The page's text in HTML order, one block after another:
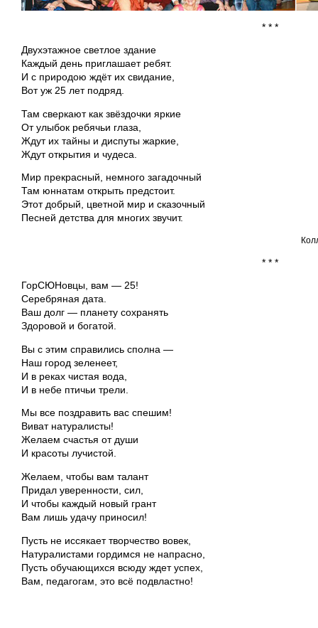
* * *
Двухэтажное светлое здание
Каждый день приглашает ребят.
И с природою ждёт их свидание,
Вот уж 25 лет подряд.
Там сверкают как звёздочки яркие
От улыбок ребячьи глаза,
Ждут их тайны и диспуты жаркие,
Ждут открытия и чудеса.
Мир прекрасный, немного загадочный
Там юннатам открыть предстоит.
Этот добрый, цветной мир и сказочный
Песней детства для многих звучит.
* * *
ГорСЮНовцы, вам — 25!
Серебряная дата.
Ваш долг — планету сохранять
Здоровой и богатой.
Вы с этим справились сполна —
Наш город зеленеет,
И в реках чистая вода,
И в небе птичьи трели.
Мы все поздравить вас спешим!
Виват натуралисты!
Желаем счастья от души
И красоты лучистой.
Желаем, чтобы вам талант
Придал уверенности, сил,
И чтобы каждый новый грант
Вам лишь удачу приносил!
Пусть не иссякает творчество вовек,
Натуралистами гордимся не напрасно,
Пусть обучающихся всюду ждет успех,
Вам, педагогам, это всё подвластно!